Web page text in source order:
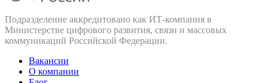
Подразделение аккредитовано как ИТ‑компания в
Министерстве цифрового развития, связи и массовых
коммуникаций Российской Федерации.
Вакансии
О компании